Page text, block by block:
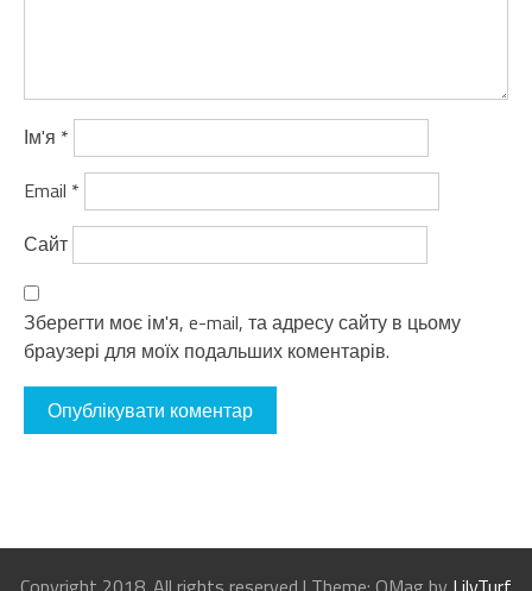
Ім'я *
Email *
Сайт
Зберегти моє ім'я, e-mail, та адресу сайту в цьому
браузері для моїх подальших коментарів.